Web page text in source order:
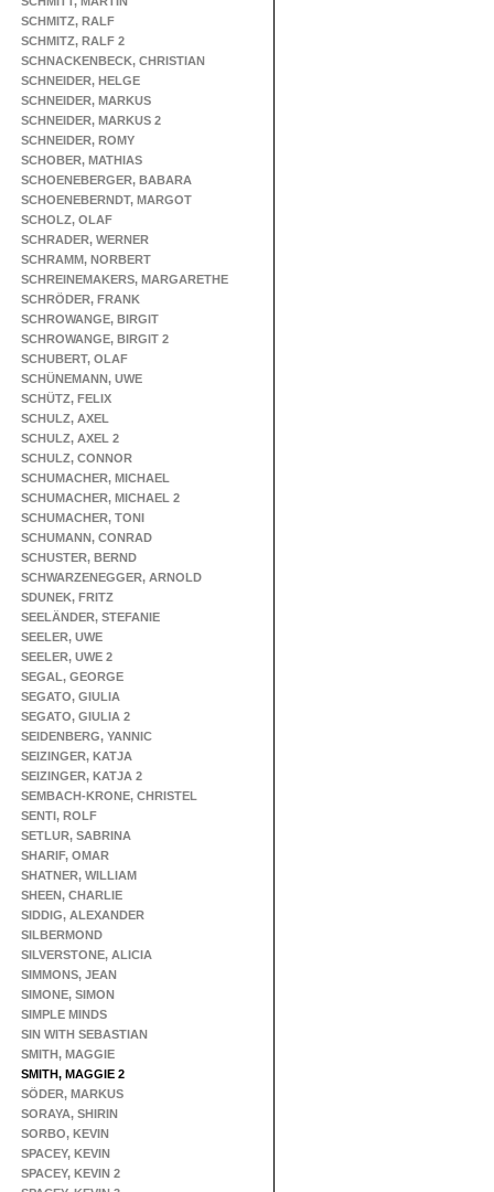
SCHMITZ, RALF
SCHMITZ, RALF 2
SCHNACKENBECK, CHRISTIAN
SCHNEIDER, HELGE
SCHNEIDER, MARKUS
SCHNEIDER, MARKUS 2
SCHNEIDER, ROMY
SCHOBER, MATHIAS
SCHOENEBERGER, BABARA
SCHOENEBERNDT, MARGOT
SCHOLZ, OLAF
SCHRADER, WERNER
SCHRAMM, NORBERT
SCHREINEMAKERS, MARGARETHE
SCHRÖDER, FRANK
SCHROWANGE, BIRGIT
SCHROWANGE, BIRGIT 2
SCHUBERT, OLAF
SCHÜNEMANN, UWE
SCHÜTZ, FELIX
SCHULZ, AXEL
SCHULZ, AXEL 2
SCHULZ, CONNOR
SCHUMACHER, MICHAEL
SCHUMACHER, MICHAEL 2
SCHUMACHER, TONI
SCHUMANN, CONRAD
SCHUSTER, BERND
SCHWARZENEGGER, ARNOLD
SDUNEK, FRITZ
SEELÄNDER, STEFANIE
SEELER, UWE
SEELER, UWE 2
SEGAL, GEORGE
SEGATO, GIULIA
SEGATO, GIULIA 2
SEIDENBERG, YANNIC
SEIZINGER, KATJA
SEIZINGER, KATJA 2
SEMBACH-KRONE, CHRISTEL
SENTI, ROLF
SETLUR, SABRINA
SHARIF, OMAR
SHATNER, WILLIAM
SHEEN, CHARLIE
SIDDIG, ALEXANDER
SILBERMOND
SILVERSTONE, ALICIA
SIMMONS, JEAN
SIMONE, SIMON
SIMPLE MINDS
SIN WITH SEBASTIAN
SMITH, MAGGIE
SMITH, MAGGIE 2
SÖDER, MARKUS
SORAYA, SHIRIN
SORBO, KEVIN
SPACEY, KEVIN
SPACEY, KEVIN 2